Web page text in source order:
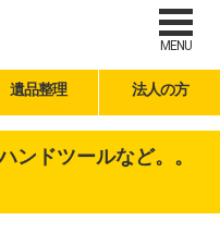
MENU
遺品整理 法人の方
ンドツールなど。。